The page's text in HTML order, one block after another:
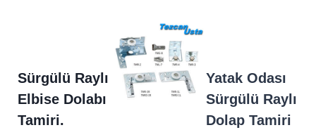
Sürgülü Raylı
Elbise Dolabı
Tamiri.
Yatak Odası
Sürgülü Raylı
Dolap Tamiri